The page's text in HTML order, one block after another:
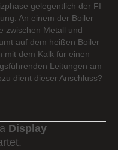
gelegentlich der FI
An einem der Boiler
zwischen Metall und
auf dem heißen Boiler
mit dem Kalk für einen
Leitungen am
dient dieser Anschluss?
Display